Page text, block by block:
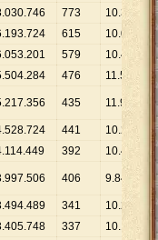
.030.746 773 10.389
.193.724 615 10.071
.053.201 579 10.455
.504.284 476 11.564
.217.356 435 11.994
.528.724 441 10.269
.114.449 392 10.496
.997.506 406 9.846
.494.489 341 10.248
.405.748 337 10.